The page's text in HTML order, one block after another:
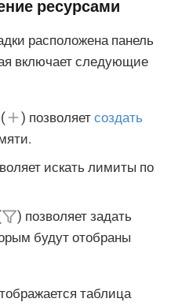
ресурсами
расположена панель
включает следующие
( ) позволяет создать
искать лимиты по
) позволяет задать
будут отобраны
таблица